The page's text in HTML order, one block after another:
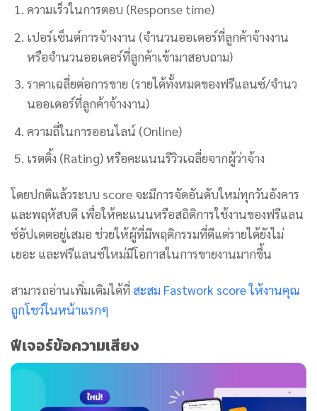
ความเร็วในการตอบ (Response time)
เปอร์เซ็นต์การจ้างงาน (จำนวนออเดอร์ที่ลูกค้าจ้างงาน
หรือจำนวนออเดอร์ที่ลูกค้าเข้ามาสอบถาม)
ราคาเฉลี่ยต่อการขาย (รายได้ทั้งหมดของฟรีแลนซ์/จำนว
นออเดอร์ที่ลูกค้าจ้างงาน)
ความถี่ในการออนไลน์ (Online)
เรตติ้ง (Rating) หรือคะแนนรีวิวเฉลี่ยจากผู้ว่าจ้าง
โดยปกติแล้วระบบ score จะมีการจัดอันดับใหม่ทุกวันอังคาร
และพฤหัสบดี เพื่อให้คะแนนหรือสถิติการใช้งานของฟรีแลน
ซ์อัปเดตอยู่เสมอ ช่วยให้ผู้ที่มีพฤติกรรมที่ดีแต่รายได้ยังไม่
เยอะ และฟรีแลนซ์ใหม่มีโอกาสในการขายงานมากขึ้น
สามารถอ่านเพิ่มเติมได้ที่ สะสม Fastwork score ให้งานคุณ
ถูกโชว์ในหน้าแรกๆ
ฟีเจอร์ข้อความเสียง